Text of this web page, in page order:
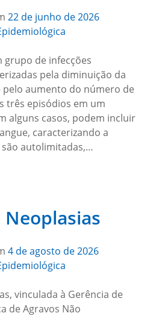
22 de junho de 2026
grupo de infecções
pela diminuição da
pelo aumento do número de
três episódios em um
alguns casos, podem incluir
caracterizando a
autolimitadas,…
4 de agosto de 2026
vinculada à Gerência de
de Agravos Não